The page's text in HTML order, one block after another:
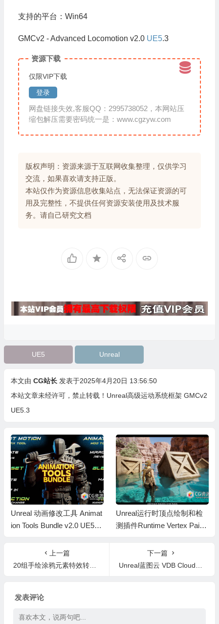
支持的平台：Win64
GMCv2 - Advanced Locomotion v2.0 UE5.3
资源下载
仅限VIP下载
登录
网盘链接失效,客服QQ：2995738052，本网站压
缩包解压需要密码统一是：www.cgzyw.com
版权声明：资源来源于互联网收集整理，仅供学习
交流，如果喜欢请支持正版。
本站仅作为资源信息收集站点，无法保证资源的可
用及完整性，不提供任何资源安装使用及技术服
务。请自己研究文档
UE5 Unreal
本文由 CG站长 发表于2025年4月20日 13:56:50
本站文章未经许可，禁止转载！ Unreal高级运动系统框架 GMCv2
UE5.3
Unreal 动画修改工具 Animat
ion Tools Bundle v2.0 UE5.2-
Unreal运行时顶点绘制和检
测插件Runtime Vertex Paint
上一篇
20组手绘涂鸦元素特效转场4K视频素材+音效 Mixed Media Doodle FX
下一篇
Unreal蓝图云 VDB Clouds 1.4.3 UE5.3 – 5.5
发表评论